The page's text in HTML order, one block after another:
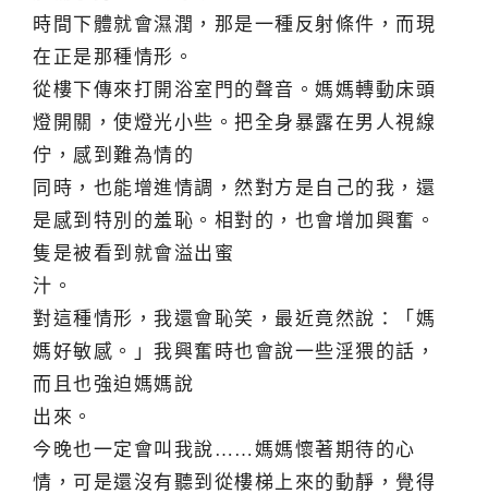
時間下體就會濕潤，那是一種反射條件，而現
在正是那種情形。
從樓下傳來打開浴室門的聲音。媽媽轉動床頭
燈開關，使燈光小些。把全身暴露在男人視線
佇，感到難為情的
同時，也能增進情調，然對方是自己的我，還
是感到特別的羞恥。相對的，也會增加興奮。
隻是被看到就會溢出蜜
汁。
對這種情形，我還會恥笑，最近竟然說：「媽
媽好敏感。」我興奮時也會說一些淫猥的話，
而且也強迫媽媽說
出來。
今晚也一定會叫我說……媽媽懷著期待的心
情，可是還沒有聽到從樓梯上來的動靜，覺得